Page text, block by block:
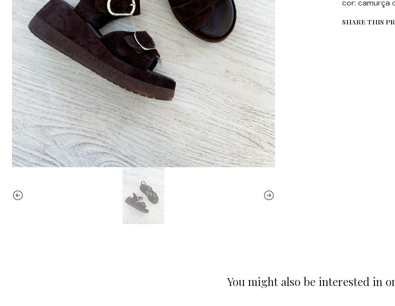
cor: camurça
SHARE THIS
You might also be interested in